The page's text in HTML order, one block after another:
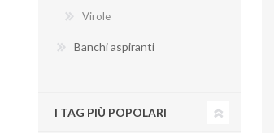
Virole
Banchi aspiranti
I TAG PIÙ POPOLARI